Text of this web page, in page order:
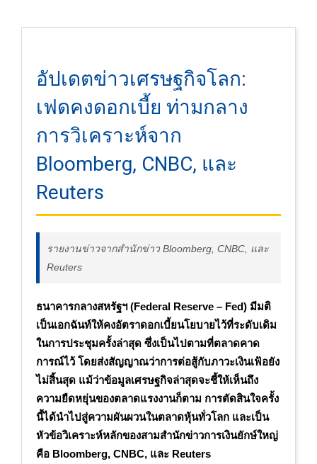
อัปเดตข่าวเศรษฐกิจโลก:
เฟดคงดอกเบี้ย ท่ามกลาง
การวิเคราะห์จาก
Bloomberg, CNBC, และ
Reuters
รายงานข่าวจากสำนักข่าว Bloomberg, CNBC, และ
Reuters
ธนาคารกลางสหรัฐฯ (Federal Reserve – Fed) มีมติ
เป็นเอกฉันท์ให้คงอัตราดอกเบี้ยนโยบายไว้ที่ระดับเดิม
ในการประชุมครั้งล่าสุด ซึ่งเป็นไปตามที่ตลาดคาด
การณ์ไว้ โดยส่งสัญญาณว่าการต่อสู้กับภาวะเงินเฟ้อยัง
ไม่สิ้นสุด แม้ว่าข้อมูลเศรษฐกิจล่าสุดจะชี้ให้เห็นถึง
ความยืดหยุ่นของตลาดแรงงานก็ตาม การตัดสินใจครั้ง
นี้ได้นำไปสู่ความผันผวนในตลาดหุ้นทั่วโลก และเป็น
หัวข้อวิเคราะห์หลักของสามสำนักข่าวการเงินยักษ์ใหญ่
คือ Bloomberg, CNBC, และ Reuters